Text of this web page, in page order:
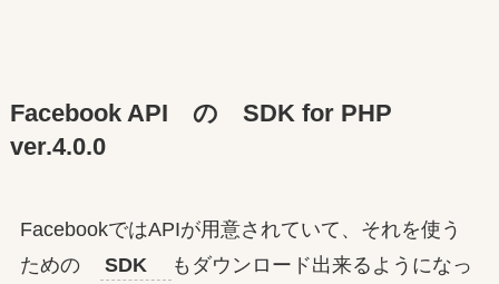
Facebook API の SDK for PHP
ver.4.0.0
FacebookではAPIが用意されていて、それを使う
ための
SDK
もダウンロード出来るようになっ